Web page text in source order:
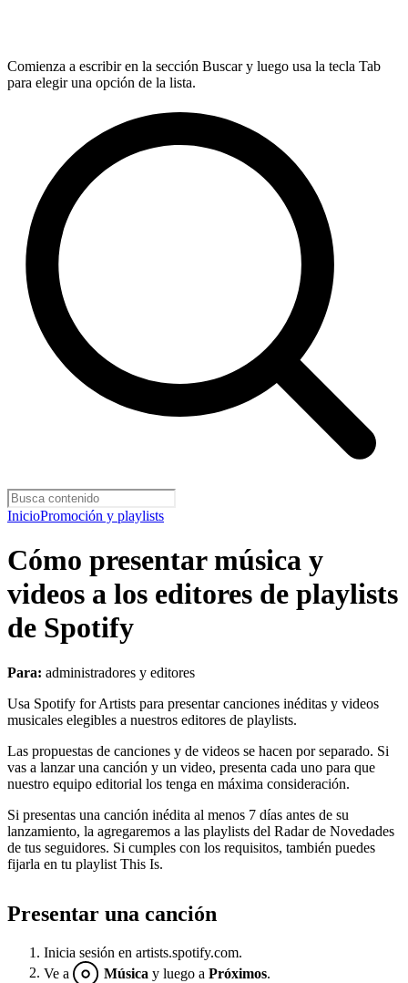
Comienza a escribir en la sección Buscar y luego usa la tecla Tab
para elegir una opción de la lista.
InicioPromoción y playlists
Cómo presentar música y
videos a los editores de playlists
de Spotify
Para: administradores y editores
Usa Spotify for Artists para presentar canciones inéditas y videos
musicales elegibles a nuestros editores de playlists.
Las propuestas de canciones y de videos se hacen por separado. Si
vas a lanzar una canción y un video, presenta cada uno para que
nuestro equipo editorial los tenga en máxima consideración.
Si presentas una canción inédita al menos 7 días antes de su
lanzamiento, la agregaremos a las playlists del Radar de Novedades
de tus seguidores. Si cumples con los requisitos, también puedes
fijarla en tu playlist This Is.
Presentar una canción
Inicia sesión en artists.spotify.com.
Ve a
Música y luego a Próximos